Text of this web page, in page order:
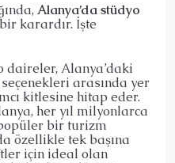
Alanya’da stüdyo
karardır. İşte
daireler, Alanya’daki
arasında yer
kitlesine hitap eder.
her yıl milyonlarca
bir turizm
özellikle tek başına
için ideal olan